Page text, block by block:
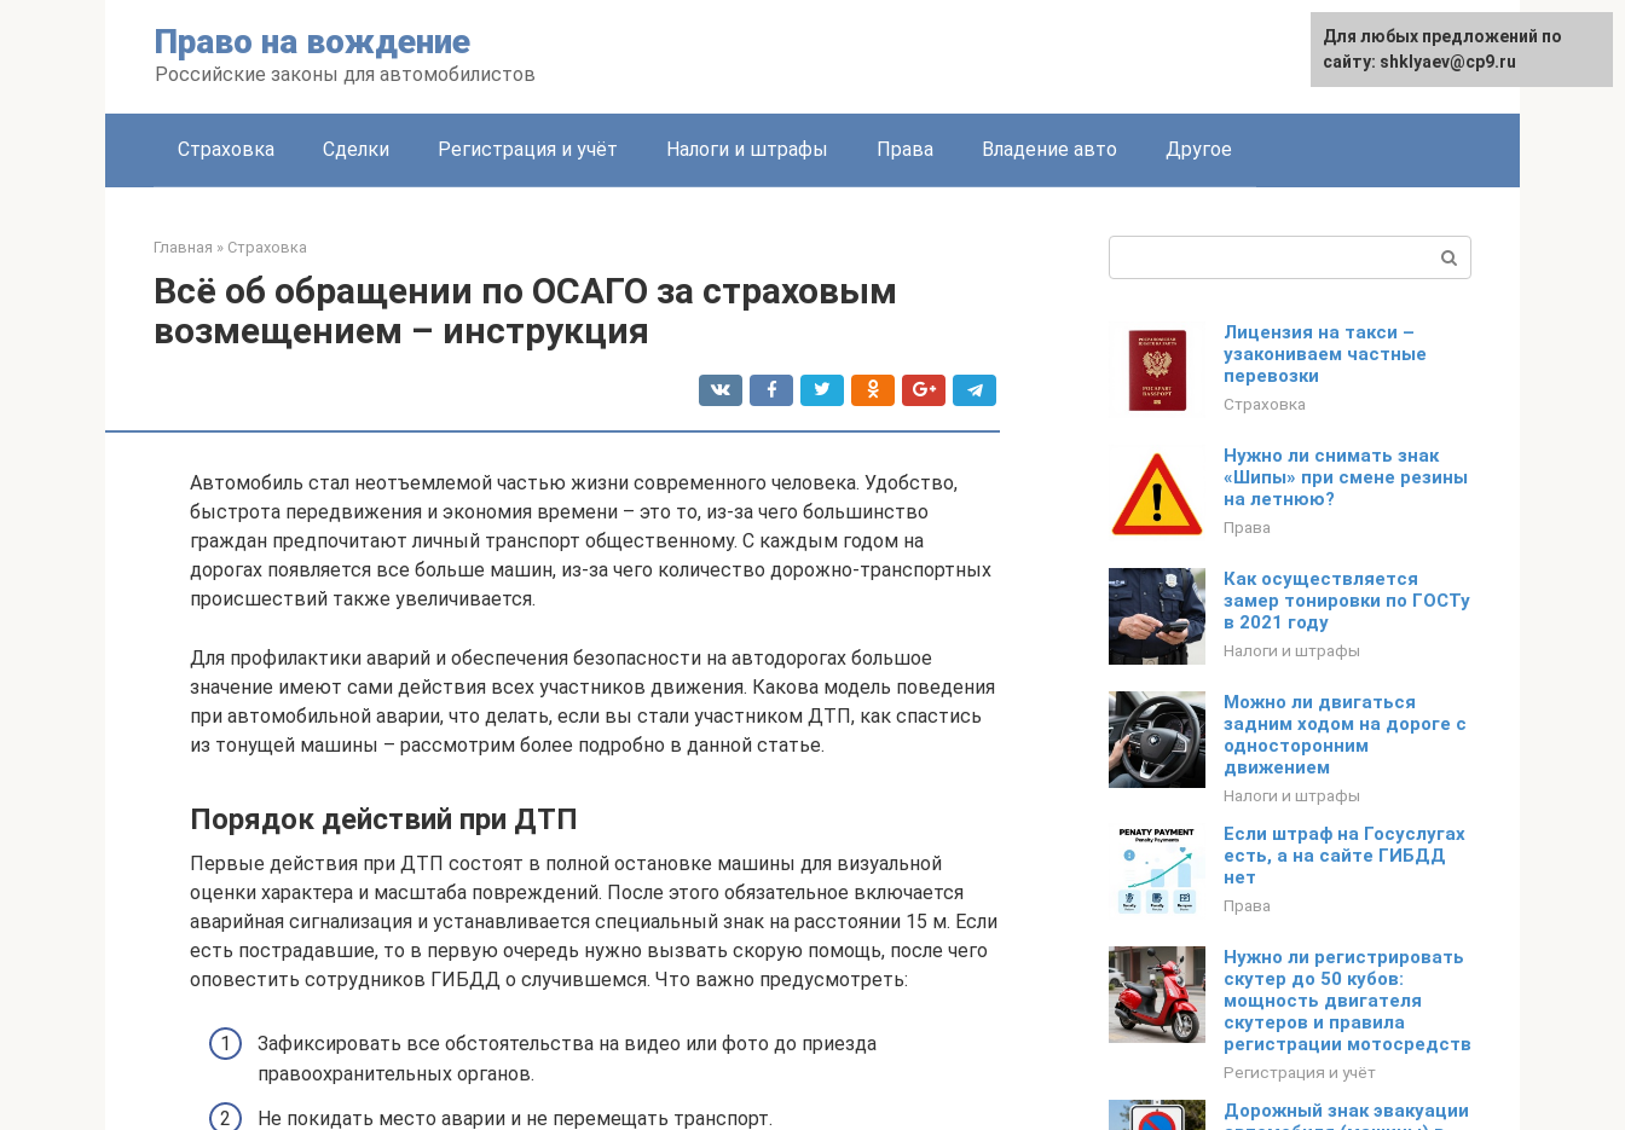
Право на вождение
Российские законы для автомобилистов
Страховка Сделки Регистрация и учёт Налоги и штрафы Права Владение авто Другое
Главная » Страховка
Всё об обращении по ОСАГО за страховым
возмещением – инструкция
Автомобиль стал неотъемлемой частью жизни современного человека. Удобство,
быстрота передвижения и экономия времени – это то, из-за чего большинство
граждан предпочитают личный транспорт общественному. С каждым годом на
дорогах появляется все больше машин, из-за чего количество дорожно-транспортных
происшествий также увеличивается.
Для профилактики аварий и обеспечения безопасности на автодорогах большое
значение имеют сами действия всех участников движения. Какова модель поведения
при автомобильной аварии, что делать, если вы стали участником ДТП, как спастись
из тонущей машины – рассмотрим более подробно в данной статье.
Порядок действий при ДТП
Первые действия при ДТП состоят в полной остановке машины для визуальной
оценки характера и масштаба повреждений. После этого обязательное включается
аварийная сигнализация и устанавливается специальный знак на расстоянии 15 м. Если
есть пострадавшие, то в первую очередь нужно вызвать скорую помощь, после чего
оповестить сотрудников ГИБДД о случившемся. Что важно предусмотреть:
Зафиксировать все обстоятельства на видео или фото до приезда
правоохранительных органов.
Не покидать место аварии и не перемещать транспорт.
Лицензия на такси –
узакониваем частные
перевозки
Страховка
Нужно ли снимать знак
«Шипы» при смене резины
на летнюю?
Права
Как осуществляется
замер тонировки по ГОСТу
в 2021 году
Налоги и штрафы
Можно ли двигаться
задним ходом на дороге с
односторонним
движением
Налоги и штрафы
Если штраф на Госуслугах
есть, а на сайте ГИБДД
нет
Права
Нужно ли регистрировать
скутер до 50 кубов:
мощность двигателя
скутеров и правила
регистрации мотосредств
Регистрация и учёт
Дорожный знак эвакуации
Для любых предложений по
сайту: shklyaev@cp9.ru